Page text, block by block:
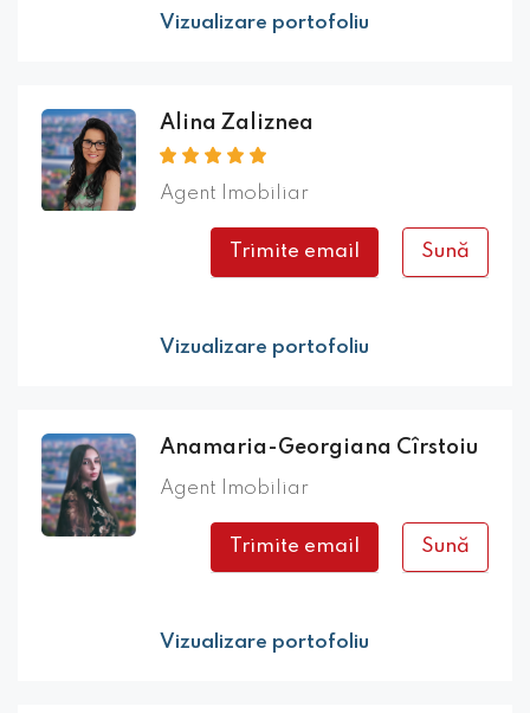
Vizualizare portofoliu
Alina Zaliznea
Agent Imobiliar
Trimite email Sună
Vizualizare portofoliu
Anamaria-Georgiana Cîrstoiu
Agent Imobiliar
Trimite email Sună
Vizualizare portofoliu